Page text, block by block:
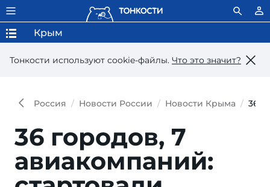
Тонкости используют сookie-файлы. Что это значит?
Крым
Россия Новости России Новости Крыма 36
36 городов, 7
авиакомпаний: